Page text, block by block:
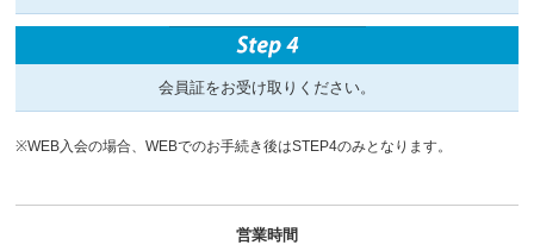
会員証をお受け取りください。
※WEB入会の場合、WEBでのお手続き後はSTEP4のみとなります。
営業時間